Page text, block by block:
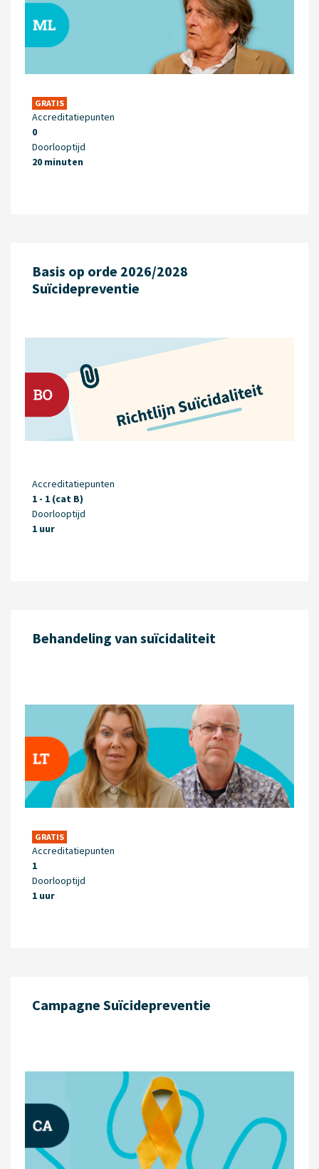
GRATIS
Accreditatiepunten
0
Doorlooptijd
20 minuten
Basis op orde 2026/2028
Suïcidepreventie
Accreditatiepunten
1 - 1 (cat B)
Doorlooptijd
1 uur
Behandeling van suïcidaliteit
GRATIS
Accreditatiepunten
1
Doorlooptijd
1 uur
Campagne Suïcidepreventie